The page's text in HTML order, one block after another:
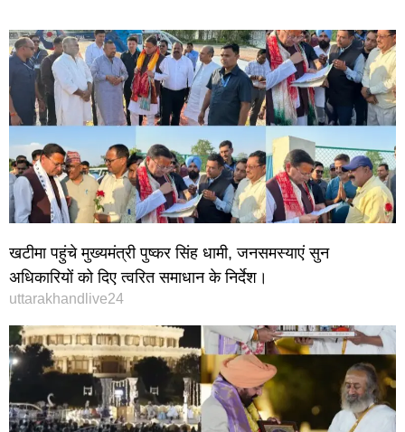
खटीमा पहुंचे मुख्यमंत्री पुष्कर सिंह धामी, जनसमस्याएं सुन
अधिकारियों को दिए त्वरित समाधान के निर्देश।
uttarakhandlive24